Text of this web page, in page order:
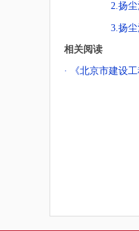
2.扬
3.扬
相关阅读
· 《北京市建设